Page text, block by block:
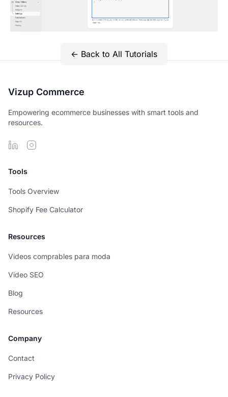
← Back to All Tutorials
Vizup Commerce
Empowering ecommerce businesses with smart tools and
resources.
Tools
Tools Overview
Shopify Fee Calculator
Resources
Videos comprables para moda
Video SEO
Blog
Resources
Company
Contact
Privacy Policy